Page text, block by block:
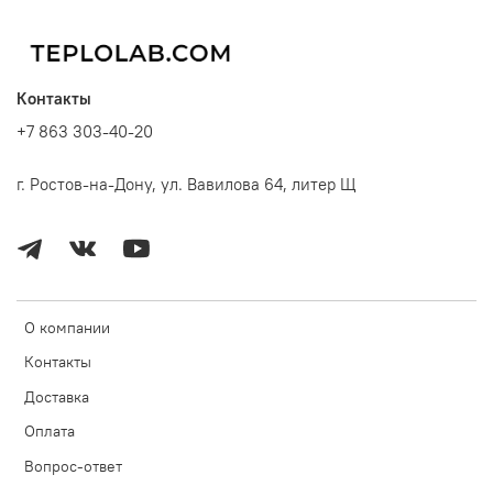
О компании
Контакты
Доставка
Оплата
Вопрос-ответ
Контакты
+7 863 303-40-20
г. Ростов-на-Дону, ул. Вавилова 64, литер Щ